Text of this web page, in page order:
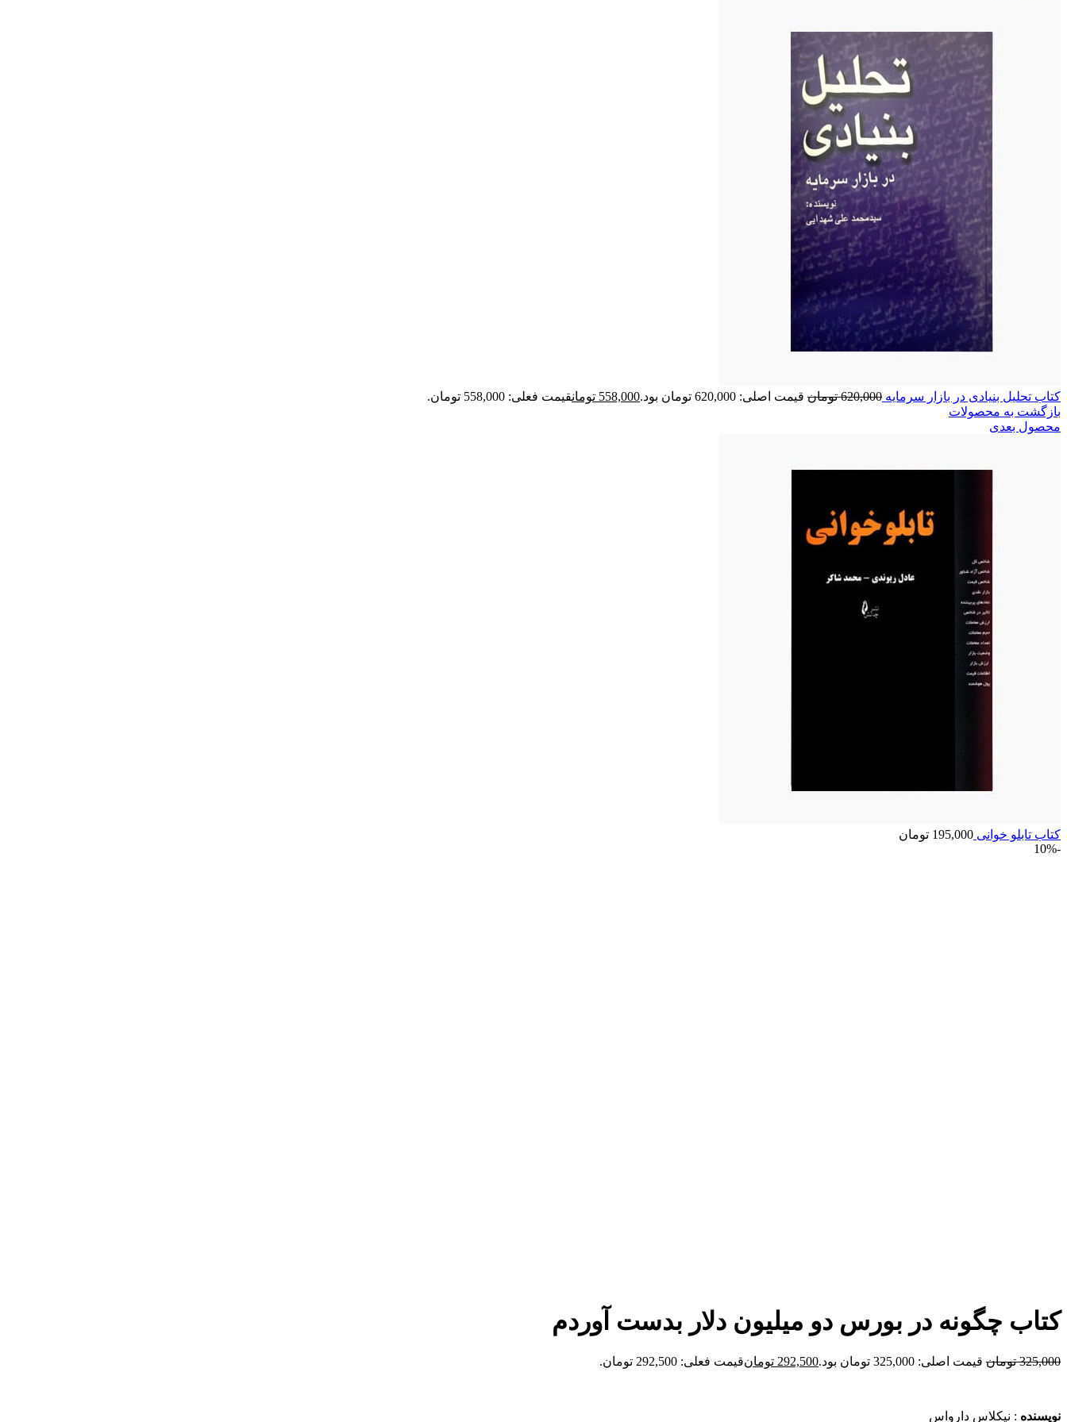
کتاب تحلیل بنیادی در بازار سرمایه 620,000 تومان قیمت اصلی: 620,000 تومان بود. 558,000 تومانقیمت فعلی: 558,000 تومان.
بازگشت به محصولات
محصول بعدی
کتاب تابلو خوانی 195,000 تومان
-10%
کتاب چگونه در بورس دو میلیون دلار بدست آوردم
325,000 تومان قیمت اصلی: 325,000 تومان بود. 292,500 تومانقیمت فعلی: 292,500 تومان.
نویسنده : نیکلاس دارواس